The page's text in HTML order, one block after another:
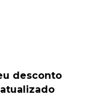
desconto